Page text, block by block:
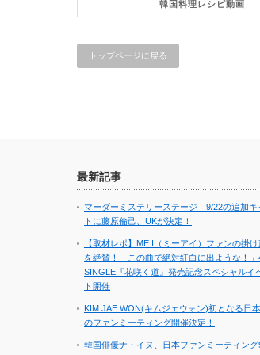
韓国料理レシピ動画
トップページに戻る
最新記事
マーダーミステリーステージ 9/22の追加キ
トに藤原倫己、UKが決定！
【取材レポ】ME:I（ミーアイ）ファンの掛け
を絶賛！「この曲で絶対紅白に出ような！」
SINGLE『花咲く道』発売記念スペシャルイ
ト開催
KIM JAE WON(キムジェウォン)初となる日
のファンミーティング開催決定！
韓国俳優ナ・イヌ、日本ファンミーティング